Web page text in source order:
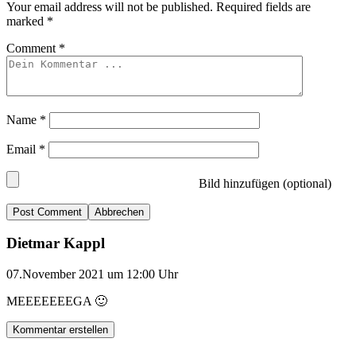
Your email address will not be published. Required fields are
marked *
Comment *
Name *
Email *
Bild hinzufügen (optional)
Abbrechen
Dietmar Kappl
07.November 2021 um 12:00 Uhr
MEEEEEEEGA 🙂
Kommentar erstellen